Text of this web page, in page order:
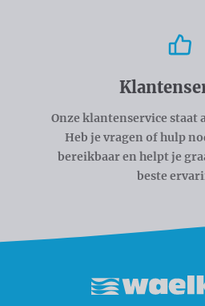
Onze klantenservice staat
Heb je vragen of hulp
bereikbaar en helpt je
beste